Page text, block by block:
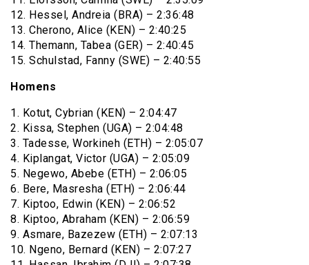
12. Hessel, Andreia (BRA) – 2:36:48
13. Cherono, Alice (KEN) – 2:40:25
14. Themann, Tabea (GER) – 2:40:45
15. Schulstad, Fanny (SWE) – 2:40:55
Homens
1. Kotut, Cybrian (KEN) – 2:04:47
2. Kissa, Stephen (UGA) – 2:04:48
3. Tadesse, Workineh (ETH) – 2:05:07
4. Kiplangat, Victor (UGA) – 2:05:09
5. Negewo, Abebe (ETH) – 2:06:05
6. Bere, Masresha (ETH) – 2:06:44
7. Kiptoo, Edwin (KEN) – 2:06:52
8. Kiptoo, Abraham (KEN) – 2:06:59
9. Asmare, Bazezew (ETH) – 2:07:13
10. Ngeno, Bernard (KEN) – 2:07:27